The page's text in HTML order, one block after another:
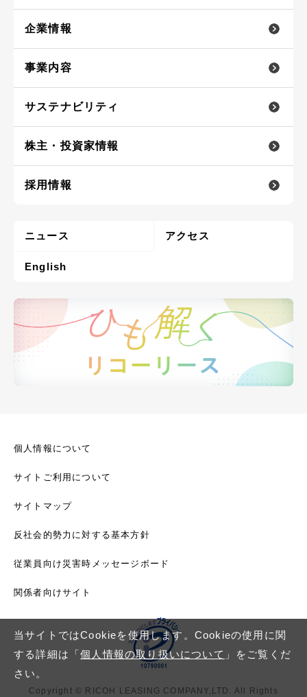
企業情報
事業内容
サステナビリティ
株主・投資家情報
採用情報
ニュース アクセス
English
個人情報について
サイトご利用について
サイトマップ
反社会的勢力に対する基本方針
従業員向け災害時メッセージボード
関係者向けサイト
Copyright © RICOH LEASING COMPANY,LTD. All Rights
当サイトではCookieを使用します。Cookieの使用に関
する詳細は「個人情報の取り扱いについて 」をご覧くだ
さい。